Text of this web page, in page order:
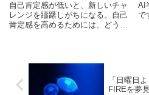
自己肯定感が低いと、新しいチャ
レンジを躊躇しがちになる。自己
肯定感を高めるためには、どうす
AI
で
「日曜日
FIREを夢